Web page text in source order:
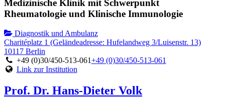
Medizinische Klinik mit Schwerpunkt
Rheumatologie und Klinische Immunologie
Diagnostik und Ambulanz
Charitéplatz 1 (Geländeadresse: Hufelandweg 3/Luisenstr. 13)
10117 Berlin
+49 (0)30/450-513-061+49 (0)30/450-513-061
Link zur Institution
Prof. Dr. Hans-Dieter Volk